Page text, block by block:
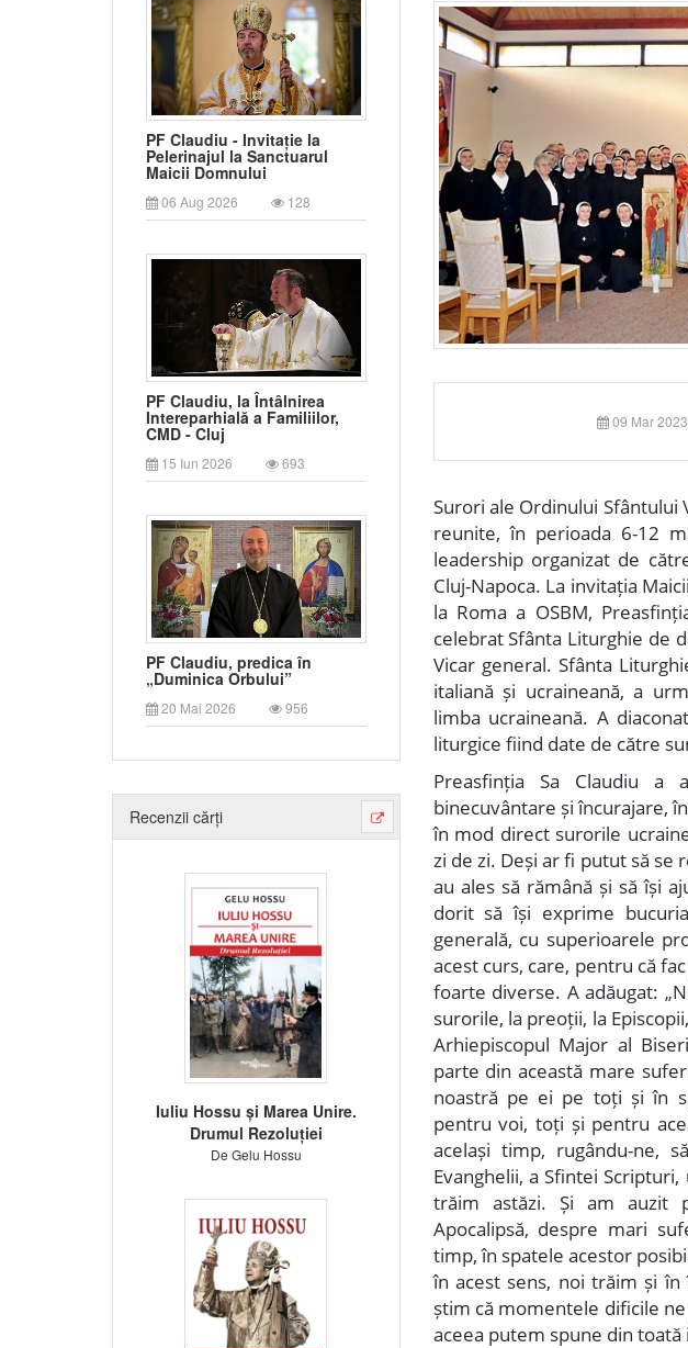
PF Claudiu - Invitație la
Pelerinajul la Sanctuarul
Maicii Domnului
06 Aug 2026 128
PF Claudiu, la Întâlnirea
Intereparhială a Familiilor,
CMD - Cluj
15 Iun 2026 693
PF Claudiu, predica în
„Duminica Orbului”
20 Mai 2026 956
Recenzii cărți
Iuliu Hossu și Marea Unire.
Drumul Rezoluției
De Gelu Hossu
09 Mar 2023
Surori ale Ordinului Sfântului
reunite, în perioada 6-12
leadership organizat de
Cluj-Napoca. La invitația
la Roma a OSBM,
celebrat Sfânta Liturghie de
Vicar general. Sfânta
italiană și ucraineană, a
limba ucraineană. A
liturgice fiind date de către
Preasfinția Sa Claudiu a
binecuvântare și încurajare,
în mod direct surorile
zi de zi. Deși ar fi putut să se
au ales să rămână și să își
dorit să își exprime
generală, cu superioarele
acest curs, care, pentru că
foarte diverse. A adăugat:
surorile, la preoții, la
Arhiepiscopul Major al
parte din această mare
noastră pe ei pe toți și în
pentru voi, toți și pentru
același timp, rugându-ne,
Evanghelii, a Sfintei
trăim astăzi. Și am auzit
Apocalipsă, despre mari
timp, în spatele acestor
în acest sens, noi trăim și
știm că momentele dificile
aceea putem spune din toată